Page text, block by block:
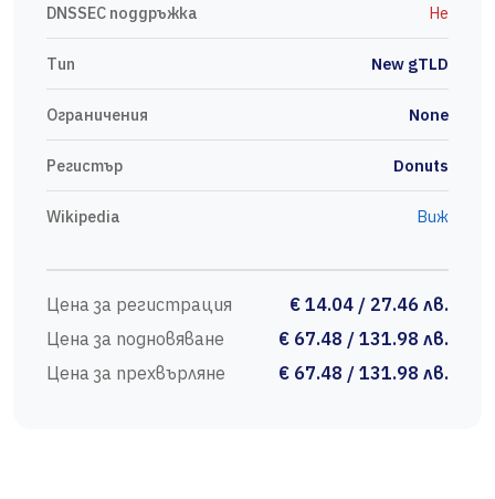
DNSSEC поддръжка Не
Тип New gTLD
Ограничения None
Регистър Donuts
Wikipedia Виж
Цена за регистрация
€ 14.04 / 27.46 лв.
Цена за подновяване
€ 67.48 / 131.98 лв.
Цена за прехвърляне
€ 67.48 / 131.98 лв.